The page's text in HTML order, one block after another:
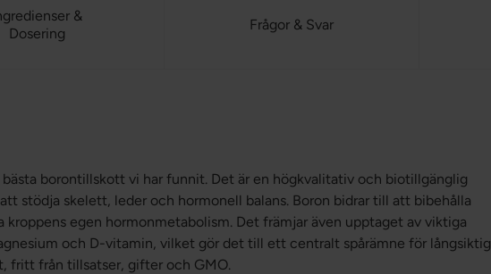
borontillskott vi har funnit. Det är en högkvalitativ och biotillgänglig
stödja skelett, leder och hormonell balans. Boron bidrar till att bibehålla
kroppens egen hormonmetabolism. Det främjar även upptaget av viktiga
och D-vitamin, vilket gör det till ett centralt spårämne för långsiktig
fritt från tillsatser, gifter och GMO.
&
Dosering
Frågor & Svar